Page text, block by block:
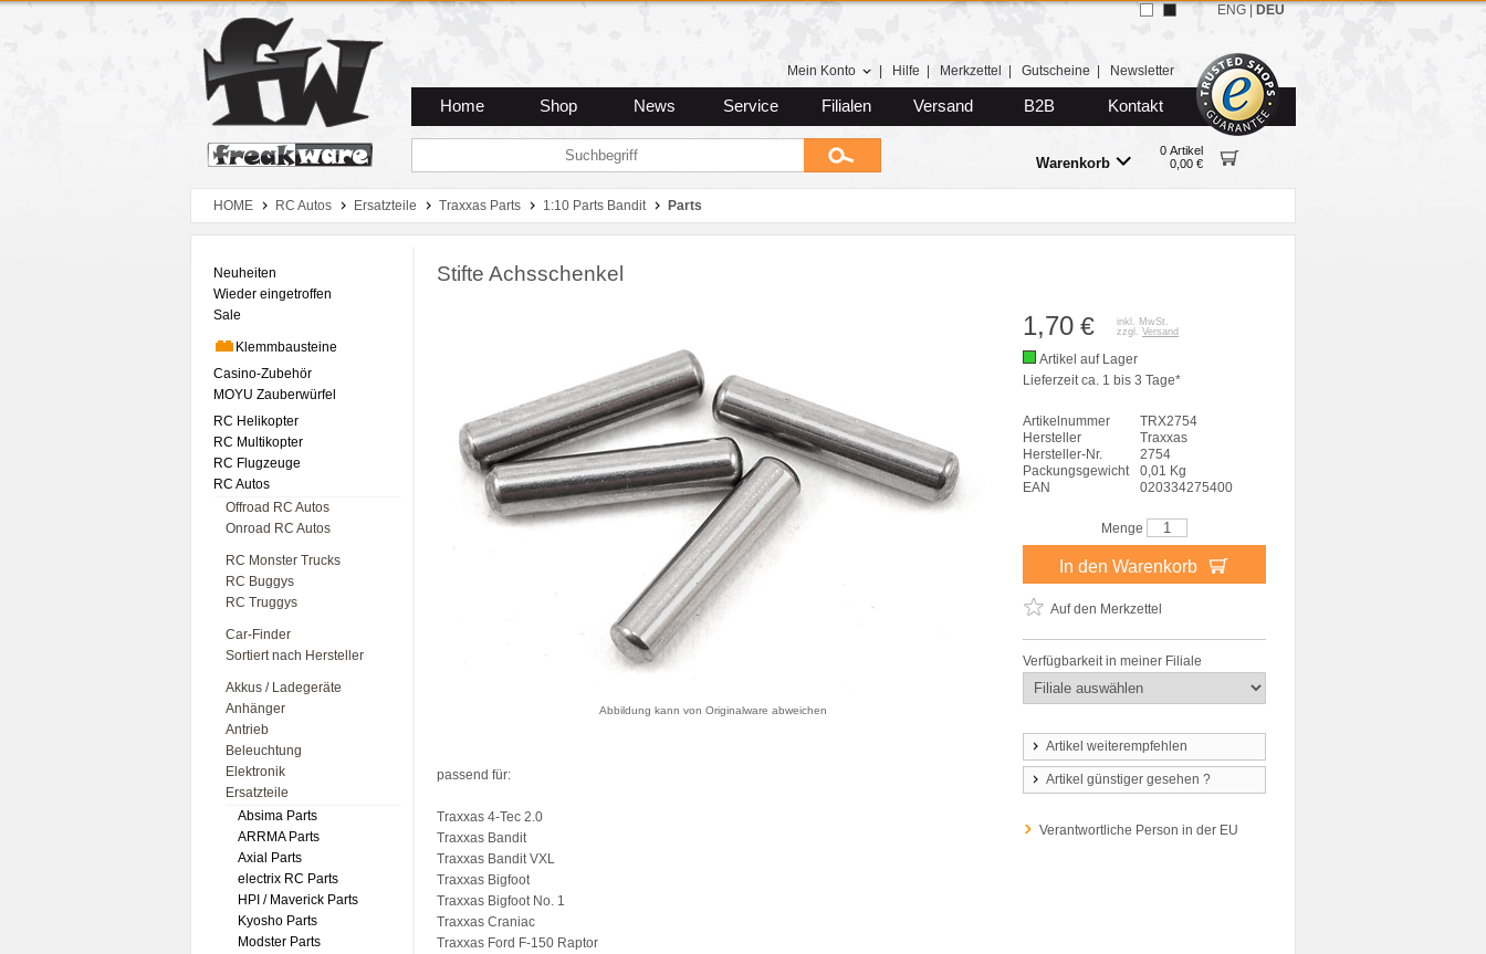
Zum Hauptmenue
Zum Seiteninhalt
Zum Warenkob
Mein Konto Hilfe Merkzettel Gutscheine Newsletter
Home Shop News Service Filialen Versand B2B Kontakt
Warenkorb
0 Artikel
0,00 €
ENG DEU
HOME RC Autos Ersatzteile Traxxas Parts 1:10 Parts Bandit Parts
Neuheiten
Wieder eingetroffen
Sale
Klemmbausteine
Casino-Zubehör
MOYU Zauberwürfel
RC Helikopter
RC Multikopter
RC Flugzeuge
RC Autos
Offroad RC Autos
Onroad RC Autos
RC Monster Trucks
RC Buggys
RC Truggys
Car-Finder
Sortiert nach Hersteller
Akkus / Ladegeräte
Anhänger
Antrieb
Beleuchtung
Elektronik
Ersatzteile
Absima Parts
ARRMA Parts
Axial Parts
electrix RC Parts
HPI / Maverick Parts
Kyosho Parts
Modster Parts
Stifte Achsschenkel
Abbildung kann von Originalware abweichen
passend für:
Traxxas 4-Tec 2.0
Traxxas Bandit
Traxxas Bandit VXL
Traxxas Bigfoot
Traxxas Bigfoot No. 1
Traxxas Craniac
Traxxas Ford F-150 Raptor
1,70 €
inkl. MwSt.
zzgl. Versand
Artikel auf Lager
Lieferzeit ca. 1 bis 3 Tage*
Artikelnummer
TRX2754
Hersteller
Traxxas
Hersteller-Nr.
2754
Packungsgewicht
0,01 Kg
EAN
020334275400
Menge
In den Warenkorb
Auf den Merkzettel
Verfügbarkeit in meiner Filiale
Artikel weiterempfehlen
Artikel günstiger gesehen ?
Verantwortliche Person in der EU